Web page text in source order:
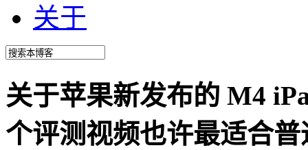
关于
关于苹果新发布的 M4
个评测视频也许最适合